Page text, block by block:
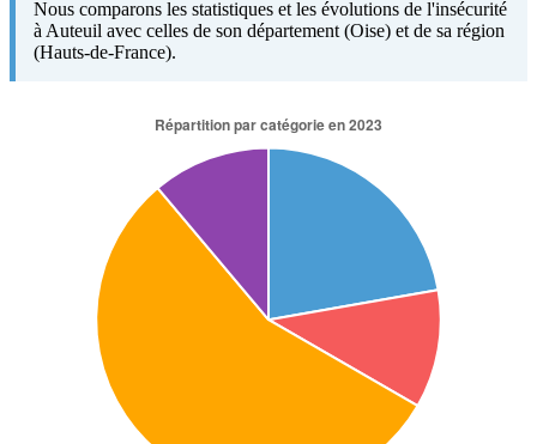
Nous comparons les statistiques et les évolutions de l'insécurité
à Auteuil avec celles de son département (Oise) et de sa région
(Hauts-de-France).